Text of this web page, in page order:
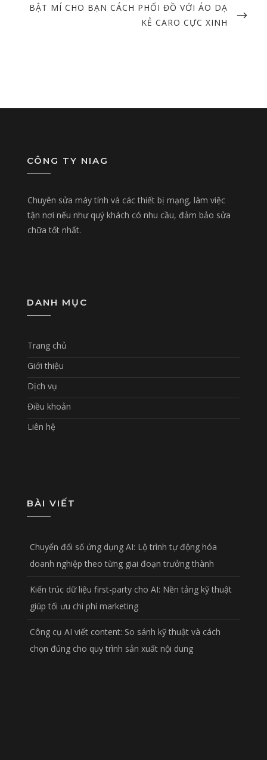
NEXT
BẬT MÍ CHO BẠN CÁCH PHỐI ĐỒ VỚI ÁO DẠ
KẺ CARO CỰC XINH
CÔNG TY NIAG
Chuyên sửa máy tính và các thiết bị mạng, làm việc
tận nơi nếu như quý khách có nhu cầu, đảm bảo sửa
chữa tốt nhất.
DANH MỤC
Trang chủ
Giới thiệu
Dịch vụ
Điều khoản
Liên hệ
BÀI VIẾT
Chuyển đổi số ứng dụng AI: Lộ trình tự động hóa
doanh nghiệp theo từng giai đoạn trưởng thành
Kiến trúc dữ liệu first-party cho AI: Nền tảng kỹ thuật
giúp tối ưu chi phí marketing
Công cụ AI viết content: So sánh kỹ thuật và cách
chọn đúng cho quy trình sản xuất nội dung